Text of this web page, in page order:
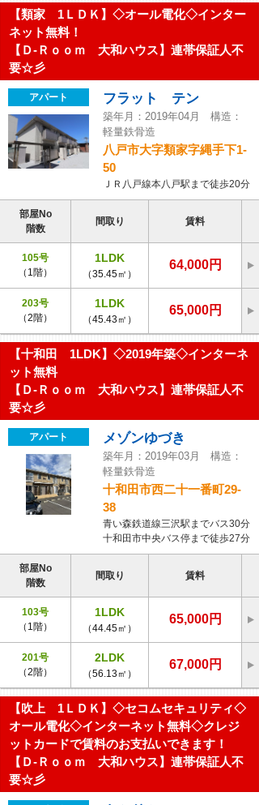
【類家 1ＬＤＫ】◇オール電化◇インター
ネット無料！
【Ｄ-Ｒｏｏｍ 大和ハウス】連帯保証人不
要☆彡
アパート フラット テン
築年月：2019年04月 構造：
軽量鉄骨造
八戸市大字類家字縄手下1-
50
ＪＲ八戸線本八戸駅まで徒歩20分
部屋No
階数
間取り 賃料
105号
（1階）
1LDK
（35.45㎡）
64,000円
203号
（2階）
1LDK
（45.43㎡）
65,000円
【十和田 1LDK】◇2019年築◇インターネ
ット無料
【Ｄ-Ｒｏｏｍ 大和ハウス】連帯保証人不
要☆彡
アパート メゾンゆづき
築年月：2019年03月 構造：
軽量鉄骨造
十和田市西二十一番町29-
38
青い森鉄道線三沢駅までバス30分
十和田市中央バス停まで徒歩27分
部屋No
階数
間取り 賃料
103号
（1階）
1LDK
（44.45㎡）
65,000円
201号
（2階）
2LDK
（56.13㎡）
67,000円
【吹上 1ＬＤＫ】◇セコムセキュリティ◇
オール電化◇インターネット無料◇クレジ
ットカードで賃料のお支払いできます！
【Ｄ-Ｒｏｏｍ 大和ハウス】連帯保証人不
要☆彡